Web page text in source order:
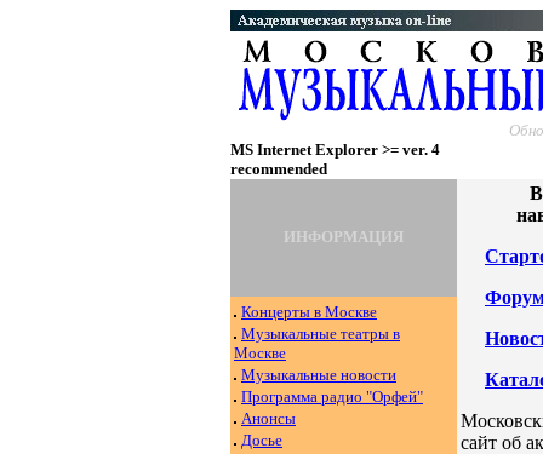
MS Internet Explorer >= ver. 4
recommended
ИНФОРМАЦИЯ
сайт об
Концерты в Москве
Музыкальные театры в
Москве
Музыкальные новости
Программа радио "Орфей"
Анонсы
Досье